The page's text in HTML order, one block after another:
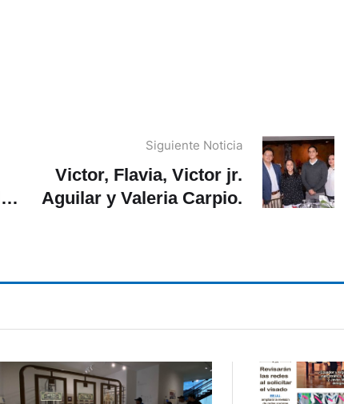
Siguiente Noticia
Victor, Flavia, Victor jr.
Aguilar y Valeria Carpio.